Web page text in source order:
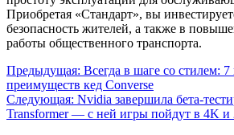
Приобретая «Стандарт», вы
безопасность жителей, а также в
работы общественного транспорта.
Навигация
по
записям
Предыдущая: Всегда в шаге со стилем:
преимуществ кед Converse
Следующая: Nvidia завершила бета-
Transformer — с ней игры пойдут в 4K и